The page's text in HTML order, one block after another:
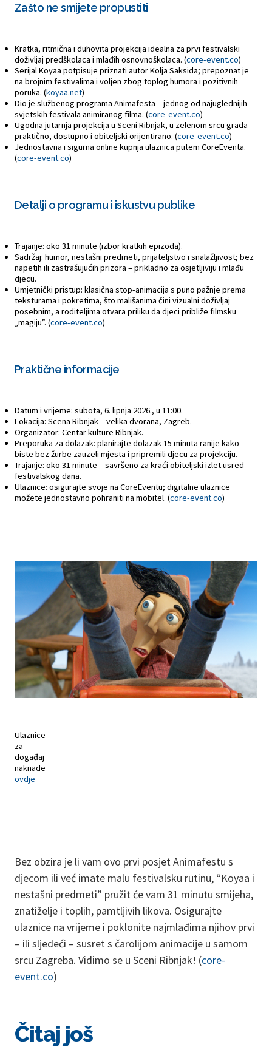
Zašto ne smijete propustiti
Kratka, ritmična i duhovita projekcija idealna za prvi festivalski
doživljaj predškolaca i mlađih osnovnoškolaca. (core-event.co)
Serijal Koyaa potpisuje priznati autor Kolja Saksida; prepoznat je
na brojnim festivalima i voljen zbog toplog humora i pozitivnih
poruka. (koyaa.net)
Dio je službenog programa Animafesta – jednog od najuglednijih
svjetskih festivala animiranog filma. (core-event.co)
Ugodna jutarnja projekcija u Sceni Ribnjak, u zelenom srcu grada –
praktično, dostupno i obiteljski orijentirano. (core-event.co)
Jednostavna i sigurna online kupnja ulaznica putem CoreEventa.
(core-event.co)
Detalji o programu i iskustvu publike
Trajanje: oko 31 minute (izbor kratkih epizoda).
Sadržaj: humor, nestašni predmeti, prijateljstvo i snalažljivost; bez
napetih ili zastrašujućih prizora – prikladno za osjetljiviju i mlađu
djecu.
Umjetnički pristup: klasična stop-animacija s puno pažnje prema
teksturama i pokretima, što mališanima čini vizualni doživljaj
posebnim, a roditeljima otvara priliku da djeci približe filmsku
„magiju”. (core-event.co)
Praktične informacije
Datum i vrijeme: subota, 6. lipnja 2026., u 11:00.
Lokacija: Scena Ribnjak – velika dvorana, Zagreb.
Organizator: Centar kulture Ribnjak.
Preporuka za dolazak: planirajte dolazak 15 minuta ranije kako
biste bez žurbe zauzeli mjesta i pripremili djecu za projekciju.
Trajanje: oko 31 minute – savršeno za kraći obiteljski izlet usred
festivalskog dana.
Ulaznice: osigurajte svoje na CoreEventu; digitalne ulaznice
možete jednostavno pohraniti na mobitel. (core-event.co)
Ulaznice
za
događaj
naknade
ovdje
Bez obzira je li vam ovo prvi posjet Animafestu s
djecom ili već imate malu festivalsku rutinu, “Koyaa i
nestašni predmeti” pružit će vam 31 minutu smijeha,
znatiželje i toplih, pamtljivih likova. Osigurajte
ulaznice na vrijeme i poklonite najmlađima njihov prvi
– ili sljedeći – susret s čarolijom animacije u samom
srcu Zagreba. Vidimo se u Sceni Ribnjak! (core-
event.co)
Čitaj još